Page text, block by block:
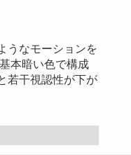
うなモーションを
本暗い色で構成
若干視認性が下が